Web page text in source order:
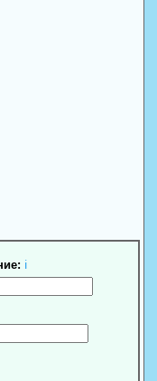
ℹ